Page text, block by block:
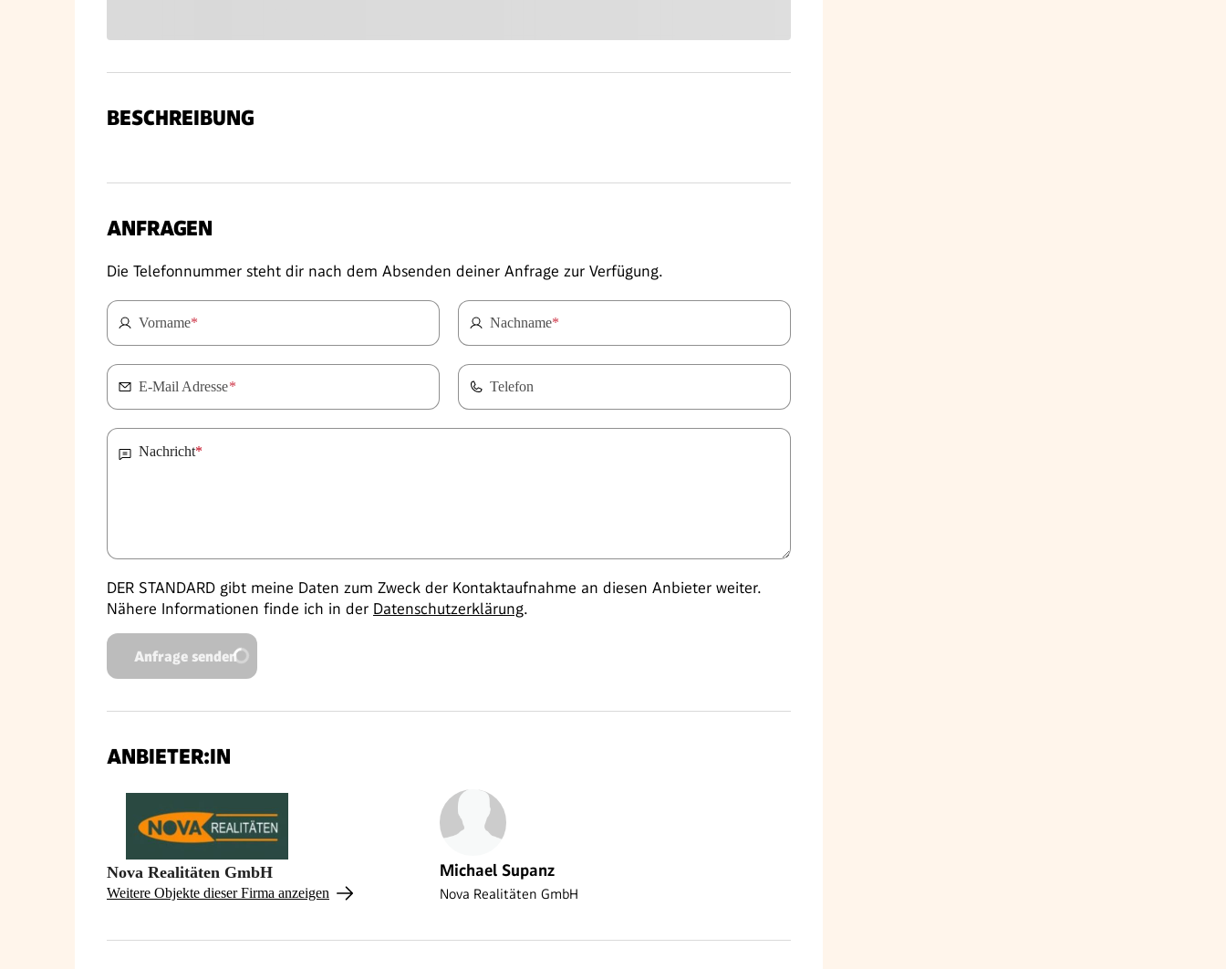
BESCHREIBUNG
ANFRAGEN
Die Telefonnummer steht dir nach dem Absenden deiner Anfrage zur Verfügung.
Vorname* Nachname*
E-Mail Adresse* Telefon
Nachricht*
DER STANDARD gibt meine Daten zum Zweck der Kontaktaufnahme an diesen Anbieter weiter.
Nähere Informationen finde ich in der Datenschutzerklärung.
Anfrage senden
ANBIETER:IN
Nova Realitäten GmbH
Weitere Objekte dieser Firma anzeigen
Michael Supanz
Nova Realitäten GmbH